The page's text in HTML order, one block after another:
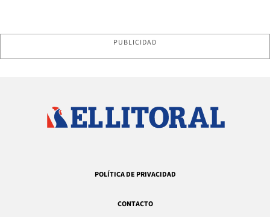
PUBLICIDAD
POLÍTICA DE PRIVACIDAD
CONTACTO